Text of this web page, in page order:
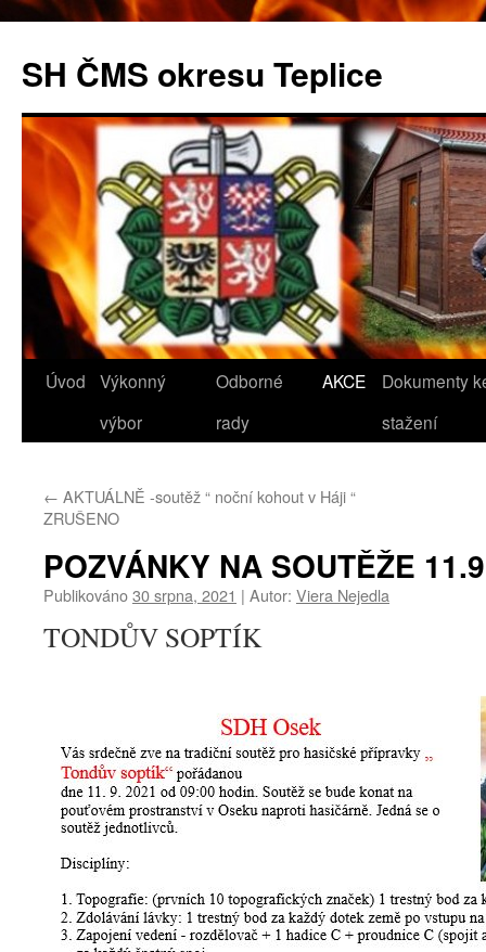
SH ČMS okresu Teplice
Přejít
webu
Úvod
Výkonný
výbor
Odborné
rady
AKCE
Dokumenty
stažení
← AKTUÁLNĚ -soutěž “ noční kohout v Háji “
ZRUŠENO
POZVÁNKY NA SOUTĚŽE
Publikováno30 srpna, 2021 | Autor: Viera Nejedla
TONDŮV SOPTÍK